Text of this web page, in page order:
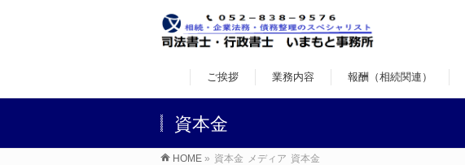
ご挨拶 業務内容 報酬（相続関連）
資本金
HOME » 資本金 メディア 資本金